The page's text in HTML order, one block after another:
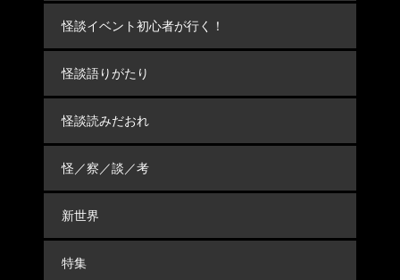
怪談イベント初心者が行く！
怪談語りがたり
怪談読みだおれ
怪／察／談／考
新世界
特集